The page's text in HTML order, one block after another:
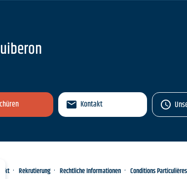
Kontakt
Rekrutierung Rechtliche Informationen Conditions